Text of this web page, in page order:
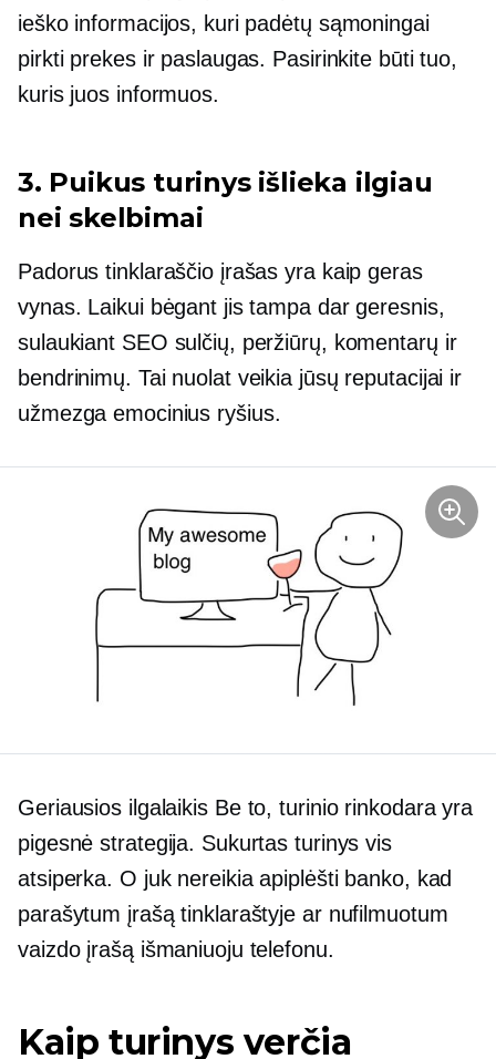
ieško informacijos, kuri padėtų sąmoningai
pirkti prekes ir paslaugas. Pasirinkite būti tuo,
kuris juos informuos.
3. Puikus turinys išlieka ilgiau
nei skelbimai
Padorus tinklaraščio įrašas yra kaip geras
vynas. Laikui bėgant jis tampa dar geresnis,
sulaukiant SEO sulčių, peržiūrų, komentarų ir
bendrinimų. Tai nuolat veikia jūsų reputacijai ir
užmezga emocinius ryšius.
Geriausios ilgalaikisBe to, turinio rinkodara yra
pigesnė strategija. Sukurtas turinys vis
atsiperka. O juk nereikia apiplėšti banko, kad
parašytum įrašą tinklaraštyje ar nufilmuotum
vaizdo įrašą išmaniuoju telefonu.
Kaip turinys verčia